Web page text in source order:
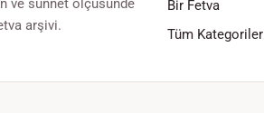
ve sünnet ölçüsünde
arşivi.
Bir Fetva
Tüm Kategoriler